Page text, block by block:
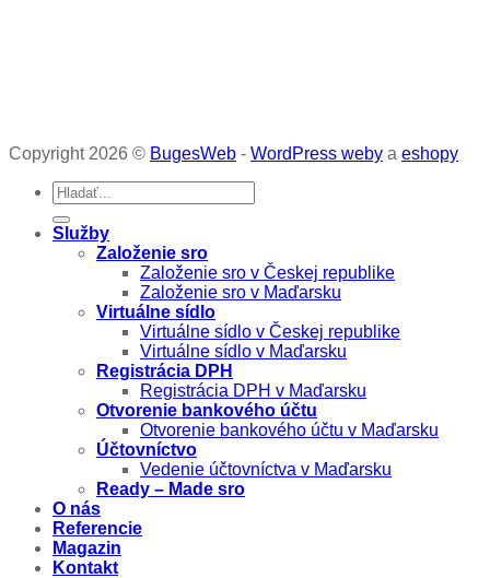
Copyright 2026 © BugesWeb - WordPress weby a eshopy
Služby
Založenie sro
Založenie sro v Českej republike
Založenie sro v Maďarsku
Virtuálne sídlo
Virtuálne sídlo v Českej republike
Virtuálne sídlo v Maďarsku
Registrácia DPH
Registrácia DPH v Maďarsku
Otvorenie bankového účtu
Otvorenie bankového účtu v Maďarsku
Účtovníctvo
Vedenie účtovníctva v Maďarsku
Ready – Made sro
O nás
Referencie
Magazin
Kontakt